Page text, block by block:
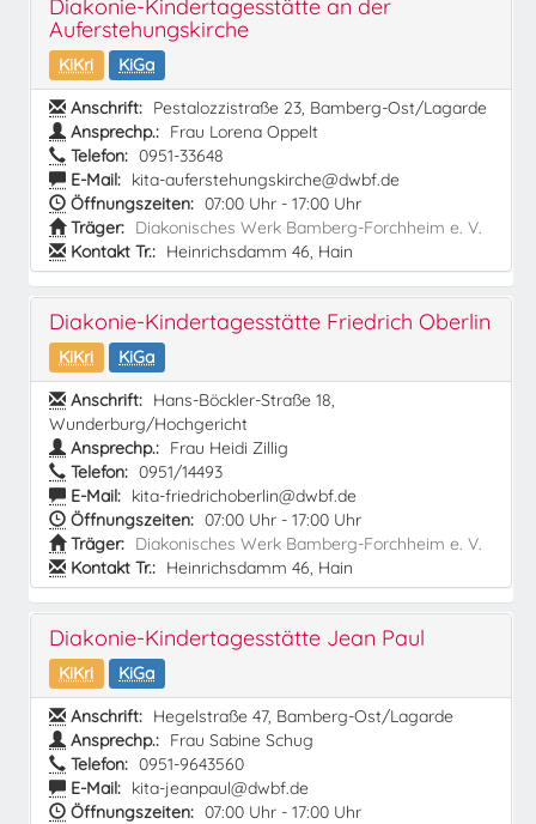
Diakonie-Kindertagesstätte an der
Auferstehungskirche
KiKri
KiGa
Anschrift: Pestalozzistraße 23, Bamberg-Ost/Lagarde
Ansprechp.: Frau Lorena Oppelt
Telefon: 0951-33648
E-Mail: kita-auferstehungskirche@dwbf.de
Öffnungszeiten: 07:00 Uhr - 17:00 Uhr
Träger: Diakonisches Werk Bamberg-Forchheim e. V.
Kontakt Tr.: Heinrichsdamm 46, Hain
Diakonie-Kindertagesstätte Friedrich Oberlin
KiKri
KiGa
Anschrift: Hans-Böckler-Straße 18,
Wunderburg/Hochgericht
Ansprechp.: Frau Heidi Zillig
Telefon: 0951/14493
E-Mail: kita-friedrichoberlin@dwbf.de
Öffnungszeiten: 07:00 Uhr - 17:00 Uhr
Träger: Diakonisches Werk Bamberg-Forchheim e. V.
Kontakt Tr.: Heinrichsdamm 46, Hain
Diakonie-Kindertagesstätte Jean Paul
KiKri
KiGa
Anschrift: Hegelstraße 47, Bamberg-Ost/Lagarde
Ansprechp.: Frau Sabine Schug
Telefon: 0951-9643560
E-Mail: kita-jeanpaul@dwbf.de
Öffnungszeiten: 07:00 Uhr - 17:00 Uhr